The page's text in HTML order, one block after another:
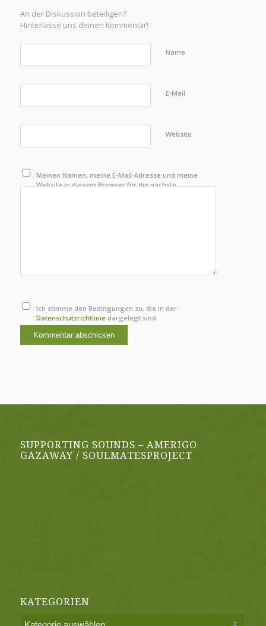
An der Diskussion beteiligen?
Hinterlasse uns deinen Kommentar!
Name
E-Mail
Website
Meinen Namen, meine E-Mail-Adresse und meine
Website in diesem Browser für die nächste
Ich stimme den Bedingungen zu, die in der
Datenschutzrichtlinie dargelegt sind
SUPPORTING SOUNDS – AMERIGO
GAZAWAY / SOULMATESPROJECT
KATEGORIEN
Kategorien